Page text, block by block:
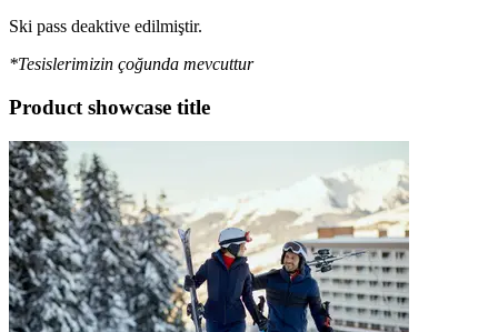
Ski pass deaktive edilmiştir.
*Tesislerimizin çoğunda mevcuttur
Product showcase title